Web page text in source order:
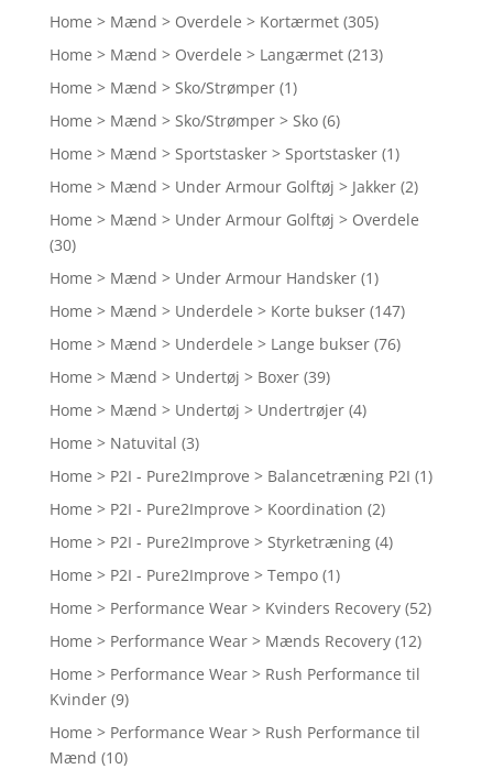
Home > Mænd > Overdele > Kortærmet (305)
Home > Mænd > Overdele > Langærmet (213)
Home > Mænd > Sko/Strømper (1)
Home > Mænd > Sko/Strømper > Sko (6)
Home > Mænd > Sportstasker > Sportstasker (1)
Home > Mænd > Under Armour Golftøj > Jakker (2)
Home > Mænd > Under Armour Golftøj > Overdele
(30)
Home > Mænd > Under Armour Handsker (1)
Home > Mænd > Underdele > Korte bukser (147)
Home > Mænd > Underdele > Lange bukser (76)
Home > Mænd > Undertøj > Boxer (39)
Home > Mænd > Undertøj > Undertrøjer (4)
Home > Natuvital (3)
Home > P2I - Pure2Improve > Balancetræning P2I (1)
Home > P2I - Pure2Improve > Koordination (2)
Home > P2I - Pure2Improve > Styrketræning (4)
Home > P2I - Pure2Improve > Tempo (1)
Home > Performance Wear > Kvinders Recovery (52)
Home > Performance Wear > Mænds Recovery (12)
Home > Performance Wear > Rush Performance til
Kvinder (9)
Home > Performance Wear > Rush Performance til
Mænd (10)